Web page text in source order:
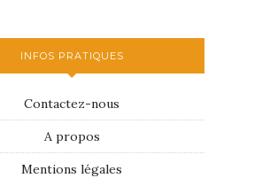
INFOS PRATIQUES
Contactez-nous
A propos
Mentions légales